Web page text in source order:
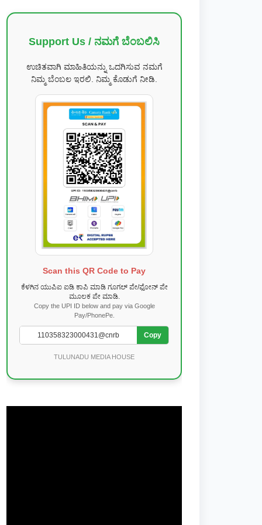
Support Us / ನಮಗೆ ಬೆಂಬಲಿಸಿ
ಉಚಿತವಾಗಿ ಮಾಹಿತಿಯನ್ನು ಒದಗಿಸುವ ನಮಗೆ
ನಿಮ್ಮ ಬೆಂಬಲ ಇರಲಿ. ನಿಮ್ಮ ಕೊಡುಗೆ ನೀಡಿ.
Scan this QR Code to Pay
ಕೆಳಗಿನ ಯುಪಿಐ ಐಡಿ ಕಾಪಿ ಮಾಡಿ ಗೂಗಲ್ ಪೇ/ಫೋನ್ ಪೇ
ಮೂಲಕ ಪೇ ಮಾಡಿ.
Copy the UPI ID below and pay via Google
Pay/PhonePe.
Copy
TULUNADU MEDIA HOUSE